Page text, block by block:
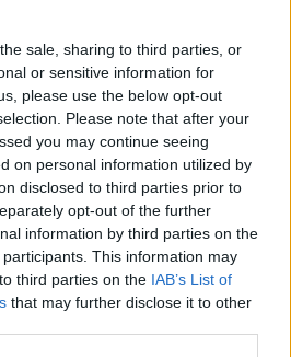
sale, sharing to third parties, or
or sensitive information for
please use the below opt-out
Please note that after your
you may continue seeing
on personal information utilized by
disclosed to third parties prior to
opt-out of the further
information by third parties on the
participants. This information may
third parties on the IAB’s List of
that may further disclose it to other
muscolare che dilata i
in campo.
dell’infortunio la stessa
è stato sottoposto a
hanno evidenziato una
sinistro tra il primo
”, si legge nel comunicato.
fare a meno del suo
Così come i suoi